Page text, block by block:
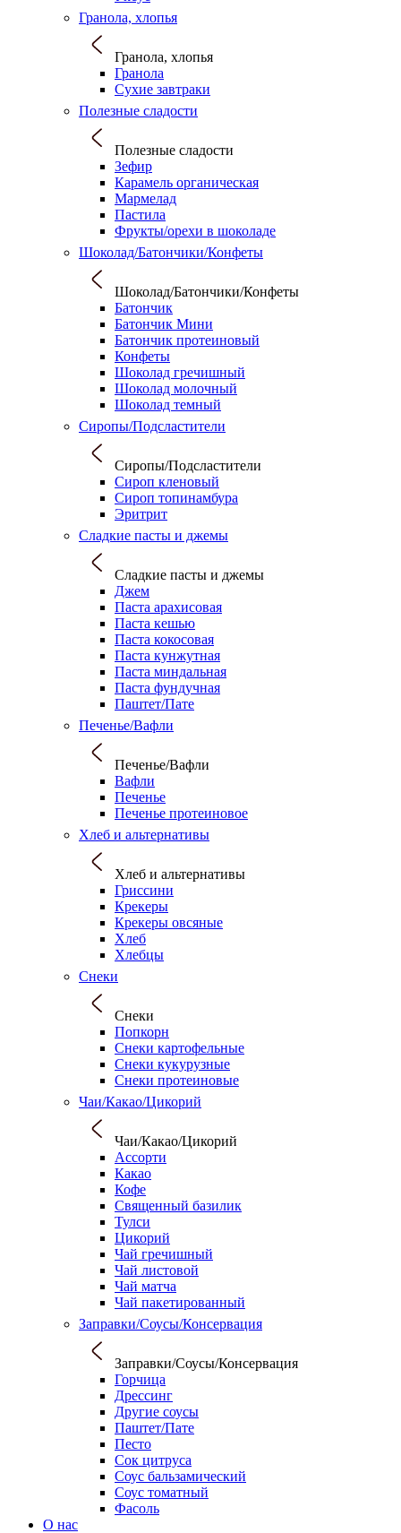
Гранола, хлопья
Гранола, хлопья
Гранола
Сухие завтраки
Полезные сладости
Полезные сладости
Зефир
Карамель органическая
Мармелад
Пастила
Фрукты/орехи в шоколаде
Шоколад/Батончики/Конфеты
Шоколад/Батончики/Конфеты
Батончик
Батончик Мини
Батончик протеиновый
Конфеты
Шоколад гречишный
Шоколад молочный
Шоколад темный
Сиропы/Подсластители
Сиропы/Подсластители
Сироп кленовый
Сироп топинамбура
Эритрит
Сладкие пасты и джемы
Сладкие пасты и джемы
Джем
Паста арахисовая
Паста кешью
Паста кокосовая
Паста кунжутная
Паста миндальная
Паста фундучная
Паштет/Пате
Печенье/Вафли
Печенье/Вафли
Вафли
Печенье
Печенье протеиновое
Хлеб и альтернативы
Хлеб и альтернативы
Гриссини
Крекеры
Крекеры овсяные
Хлеб
Хлебцы
Снеки
Снеки
Попкорн
Снеки картофельные
Снеки кукурузные
Снеки протеиновые
Чаи/Какао/Цикорий
Чаи/Какао/Цикорий
Ассорти
Какао
Кофе
Священный базилик
Тулси
Цикорий
Чай гречишный
Чай листовой
Чай матча
Чай пакетированный
Заправки/Соусы/Консервация
Заправки/Соусы/Консервация
Горчица
Дрессинг
Другие соусы
Паштет/Пате
Песто
Сок цитруса
Соус бальзамический
Соус томатный
Фасоль
О нас